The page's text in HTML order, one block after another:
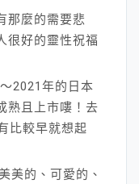
那麼的需要悲
很好的靈性祝福
2021年的日本
熟且上市嘍！去
比較早就想起
美的、可愛的、